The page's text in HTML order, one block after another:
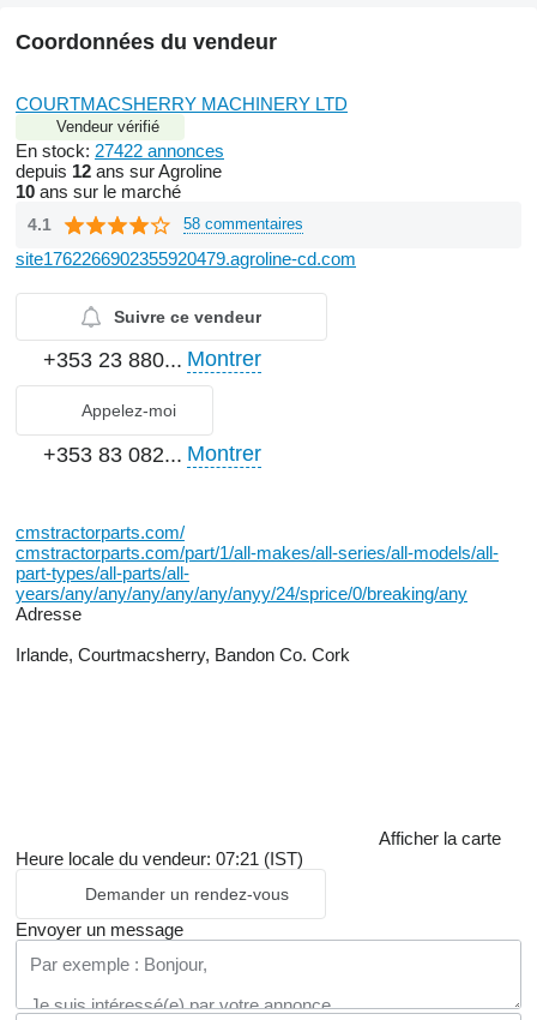
Coordonnées du vendeur
COURTMACSHERRY MACHINERY LTD
Vendeur vérifié
En stock: 27422 annonces
depuis 12 ans sur Agroline
10 ans sur le marché
4.1 58 commentaires
site1762266902355920479.agroline-cd.com
Suivre ce vendeur
+353 23 880... Montrer
Appelez-moi
+353 83 082... Montrer
cmstractorparts.com/
cmstractorparts.com/part/1/all-makes/all-series/all-models/all-
part-types/all-parts/all-
years/any/any/any/any/any/anyy/24/sprice/0/breaking/any
Adresse
Irlande, Courtmacsherry, Bandon Co. Cork
Afficher la carte
Heure locale du vendeur: 07:21 (IST)
Demander un rendez-vous
Envoyer un message